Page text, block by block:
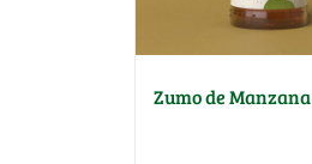
Zumo de Manzana